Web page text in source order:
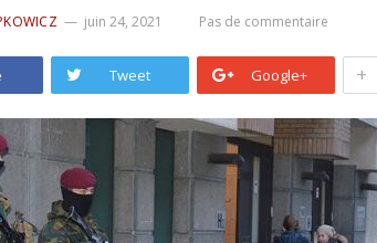
juin 24, 2021 Pas de commentaire
Tweet Google+ +